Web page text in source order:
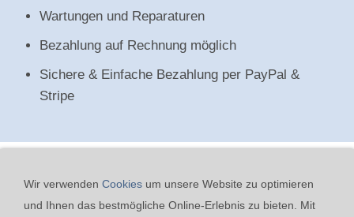
Wartungen und Reparaturen
Bezahlung auf Rechnung möglich
Sichere & Einfache Bezahlung per PayPal &
Stripe
Wir verwenden Cookies um unsere Website zu optimieren
und Ihnen das bestmögliche Online-Erlebnis zu bieten. Mit